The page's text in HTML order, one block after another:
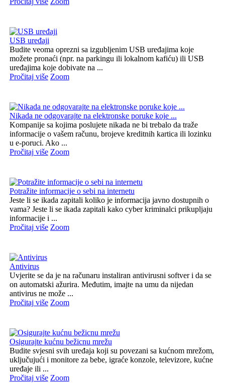
USB uređaji
Budite veoma oprezni sa izgubljenim USB uređajima koje
možete pronaći (npr. na parkingu ili lokalnom kafiću) ili USB
uređajima koje dobivate na ...
Pročitaj više Zoom
Nikada ne odgovarajte na elektronske poruke koje ...
Kompanije sa kojima poslujete nikada ne bi trebalo da traže
informacije o vašem računu, brojeve kreditnih kartica ili lozinku
u e-poruci. Ako ...
Pročitaj više Zoom
Potražite informacije o sebi na internetu
Jeste li se ikada zapitali koliko je informacija javno dostupnih o
vama? Jeste li se ikada zapitali kako cyber kriminalci prikupljaju
informacije i ...
Pročitaj više Zoom
Antivirus
Uvjerite se da je na računaru instaliran antivirusni softver i da se
on automatski ažurira. Međutim, imajte na umu da nijedan
antivirus ne može ...
Pročitaj više Zoom
Osigurajte kućnu bežicnu mrežu
Budite svjesni svih uređaja koji su povezani sa kućnom mrežom,
uključujući i monitore za bebe, igraće konzole, televizore, kućne
uređaje ili ...
Pročitaj više Zoom